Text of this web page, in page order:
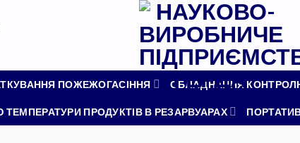
ПОЖЕЖОГАСІННЯ ОБЛАДНАННЯ
ПРОДУКТІВ В РЕЗАРВУАРАХ